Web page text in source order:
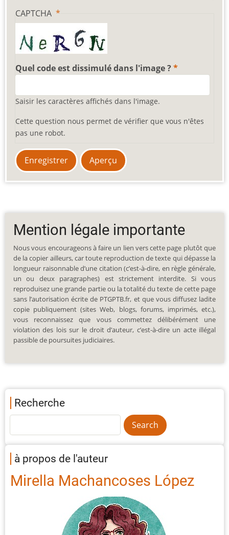
CAPTCHA
Quel code est dissimulé dans l'image ?
Saisir les caractères affichés dans l'image.
Cette question nous permet de vérifier que vous n'êtes
pas une robot.
Mention légale importante
Nous vous encourageons à faire un lien vers cette page plutôt que
de la copier ailleurs, car toute reproduction de texte qui dépasse la
longueur raisonnable d’une citation (c’est-à-dire, en règle générale,
un ou deux paragraphes) est strictement interdite. Si vous
reproduisez une grande partie ou la totalité du texte de cette page
sans l’autorisation écrite de PTGPTB.fr, et que vous diffusez ladite
copie publiquement (sites Web, blogs, forums, imprimés, etc.),
vous reconnaissez que vous commettez délibérément une
violation des lois sur le droit d’auteur, c’est-à-dire un acte illégal
passible de poursuites judiciaires.
Recherche
à propos de l'auteur
Mirella Machancoses López